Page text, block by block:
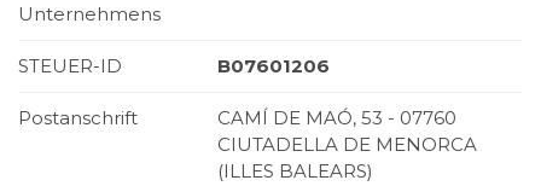
Unternehmens
STEUER-ID B07601206
Postanschrift
CAMÍ DE MAÓ, 53 - 07760
CIUTADELLA DE MENORCA
(ILLES BALEARS)